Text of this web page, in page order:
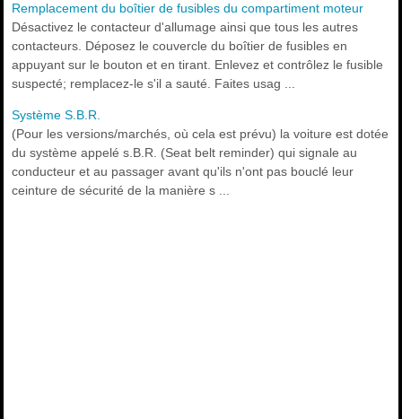
Remplacement du boîtier de fusibles du compartiment moteur
Désactivez le contacteur d'allumage ainsi que tous les autres
contacteurs. Déposez le couvercle du boîtier de fusibles en
appuyant sur le bouton et en tirant. Enlevez et contrôlez le fusible
suspecté; remplacez-le s'il a sauté. Faites usag ...
Système S.B.R.
(Pour les versions/marchés, où cela est prévu) la voiture est dotée
du système appelé s.B.R. (Seat belt reminder) qui signale au
conducteur et au passager avant qu'ils n'ont pas bouclé leur
ceinture de sécurité de la manière s ...